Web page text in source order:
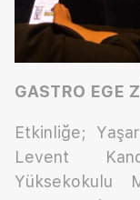
GASTRO EGE
Etkinliğe;
Levent
Yüksekokulu